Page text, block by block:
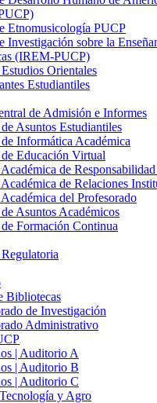
Etnomusicología PUCP
Investigación sobre la
(IREM-PUCP)
Orientales
Estudiantiles
de Admisión e Informes
Asuntos Estudiantiles
Informática Académica
Educación Virtual
de
de Relaciones
del Profesorado
Asuntos Académicos
Formación Continua
Bibliotecas
de Investigación
Administrativo
| Auditorio A
| Auditorio B
| Auditorio C
y Agro